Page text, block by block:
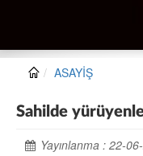
ASAYİŞ
Sahilde
Yayınlanma : 22-